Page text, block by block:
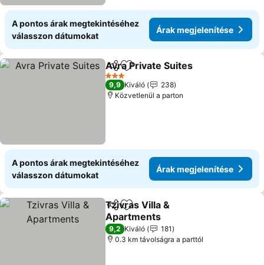
A pontos árak megtekintéséhez
válasszon dátumokat
Árak megjelenítése
Megosztás
Hozzáadás a kedvencekhez
Avra Private Suites
3 Kategória
9,9 Kiváló
238
Közvetlenül a parton
A pontos árak megtekintéséhez
válasszon dátumokat
Árak megjelenítése
Megosztás
Hozzáadás a kedvencekhez
Tzivras Villa &
Apartments
Árak megjelenítése
9,2 Kiváló
181
0.3 km távolságra a parttól